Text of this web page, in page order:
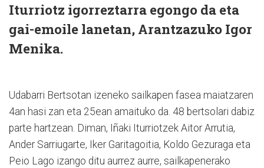
Iturriotz igorreztarra egongo da eta
gai-emoile lanetan, Arantzazuko Igor
Menika.
Udabarri Bertsotan izeneko sailkapen fasea maiatzaren
4an hasi zan eta 25ean amaituko da. 48 bertsolari dabiz
parte hartzean. Diman, Iñaki Iturriotzek Aitor Arrutia,
Ander Sarriugarte, Iker Garitagoitia, Koldo Gezuraga eta
Peio Lago izango ditu aurrez aurre, sailkapenerako